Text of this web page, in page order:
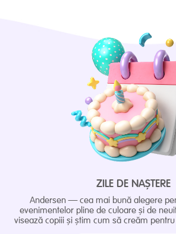
ZILE DE NAȘTERE
Andersen — cea mai bună alegere
evenimentelor pline de culoare și de
visează copiii și știm cum să creăm